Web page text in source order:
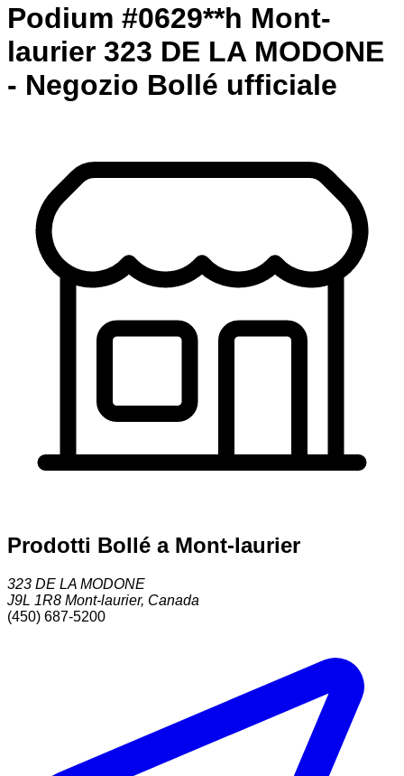
Podium #0629**h Mont-
laurier 323 DE LA MODONE
- Negozio Bollé ufficiale
Prodotti Bollé a Mont-laurier
323 DE LA MODONE
J9L 1R8 Mont-laurier, Canada
(450) 687-5200